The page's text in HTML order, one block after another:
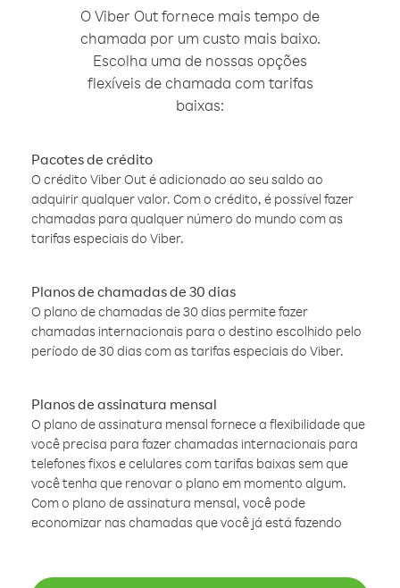
O Viber Out fornece mais tempo de
chamada por um custo mais baixo.
Escolha uma de nossas opções
flexíveis de chamada com tarifas
baixas:
Pacotes de crédito
O crédito Viber Out é adicionado ao seu saldo ao
adquirir qualquer valor. Com o crédito, é possível fazer
chamadas para qualquer número do mundo com as
tarifas especiais do Viber.
Planos de chamadas de 30 dias
O plano de chamadas de 30 dias permite fazer
chamadas internacionais para o destino escolhido pelo
período de 30 dias com as tarifas especiais do Viber.
Planos de assinatura mensal
O plano de assinatura mensal fornece a flexibilidade que
você precisa para fazer chamadas internacionais para
telefones fixos e celulares com tarifas baixas sem que
você tenha que renovar o plano em momento algum.
Com o plano de assinatura mensal, você pode
economizar nas chamadas que você já está fazendo